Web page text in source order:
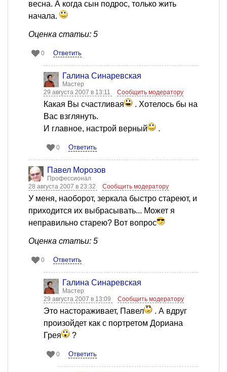
весна. А когда сын подрос, только жить
начала.
Оценка статьи: 5
0 Ответить
Галина Синаревская
Мастер
29 августа 2007 в 13:11
Сообщить модератору
Какая Вы счастливая
. Хотелось бы на
Вас взглянуть.
И главное, настрой верный
.
0 Ответить
Павел Морозов
Профессионал
28 августа 2007 в 23:32
Сообщить модератору
У меня, наоборот, зеркала быстро стареют, и
приходится их выбрасывать... Может я
неправильно старею? Вот вопрос
Оценка статьи: 5
0 Ответить
Галина Синаревская
Мастер
29 августа 2007 в 13:09
Сообщить модератору
Это настораживает, Павел
. А вдруг
произойдет как с портретом Дориана
Грея
?
0 Ответить